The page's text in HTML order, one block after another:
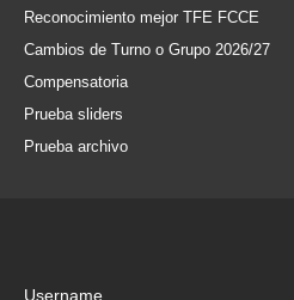
Reconocimiento mejor TFE FCCE
Cambios de Turno o Grupo 2026/27
Compensatoria
Prueba sliders
Prueba archivo
Username